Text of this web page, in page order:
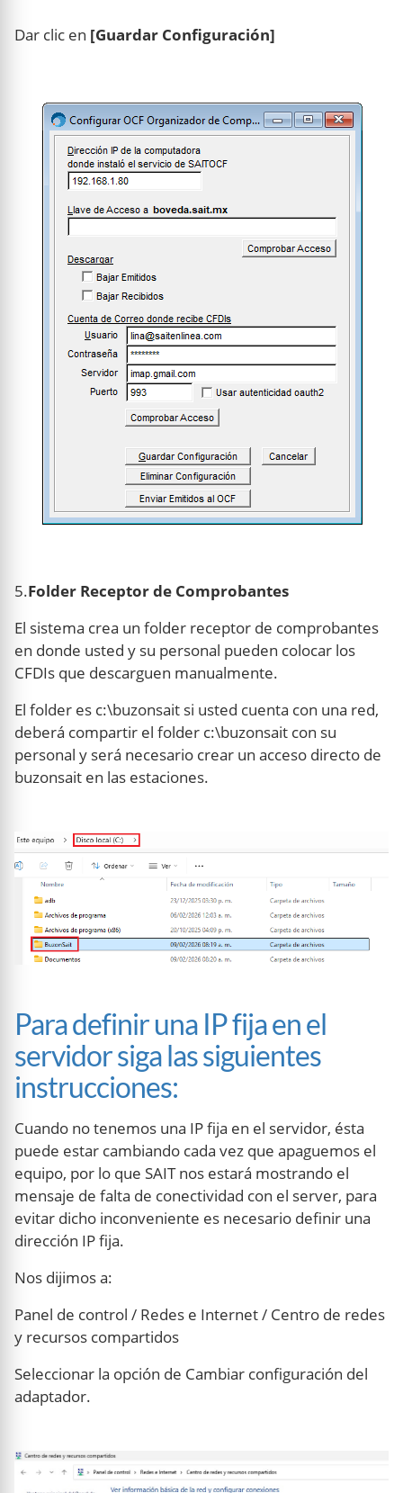
Dar clic en [Guardar Configuración]
5.Folder Receptor de Comprobantes
El sistema crea un folder receptor de comprobantes
en donde usted y su personal pueden colocar los
CFDIs que descarguen manualmente.
El folder es c:\buzonsait si usted cuenta con una red,
deberá compartir el folder c:\buzonsait con su
personal y será necesario crear un acceso directo de
buzonsait en las estaciones.
Para definir una IP fija en el
servidor siga las siguientes
instrucciones:
Cuando no tenemos una IP fija en el servidor, ésta
puede estar cambiando cada vez que apaguemos el
equipo, por lo que SAIT nos estará mostrando el
mensaje de falta de conectividad con el server, para
evitar dicho inconveniente es necesario definir una
dirección IP fija.
Nos dijimos a:
Panel de control / Redes e Internet / Centro de redes
y recursos compartidos
Seleccionar la opción de Cambiar configuración del
adaptador.